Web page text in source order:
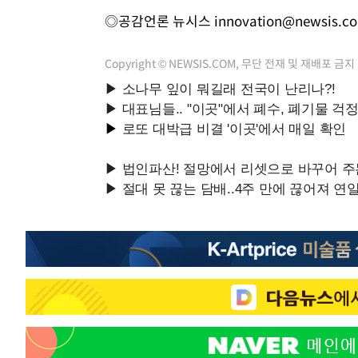
◎공감언론 뉴시스
Copyright © NEWSIS.COM, 무단 전재 및 재배포 금지